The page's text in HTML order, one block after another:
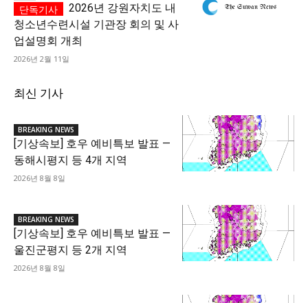
2026년 강원자치도 내
청소년수련시설 기관장 회의 및 사
업설명회 개최
2026년 2월 11일
최신 기사
BREAKING NEWS
[기상속보] 호우 예비특보 발표 —
동해시평지 등 4개 지역
2026년 8월 8일
BREAKING NEWS
[기상속보] 호우 예비특보 발표 —
울진군평지 등 2개 지역
2026년 8월 8일